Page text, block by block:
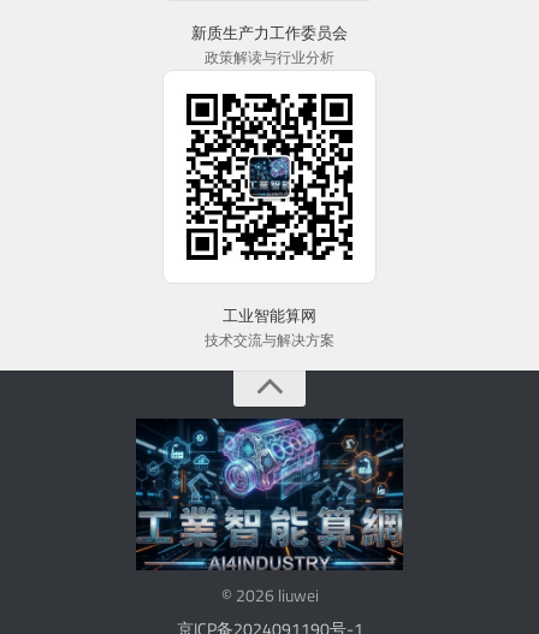
新质生产力工作委员会
政策解读与行业分析
工业智能算网
技术交流与解决方案
© 2026 liuwei
京ICP备2024091190号-1